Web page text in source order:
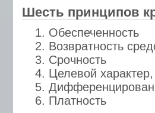
Шесть принципов
Обеспеченность
Возвратность
Срочность
Целевой
Платность